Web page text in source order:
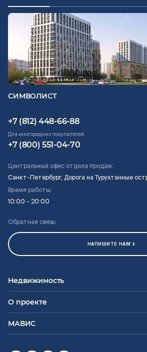
СИМВОЛИСТ
+7 (812) 448-66-88
Для иногородних покупателей:
+7 (800) 551-04-70
Центральный офис отдела продаж:
Санкт-Петербург, Дорога на Турухтанные
Время работы:
10:00 - 20:00
Обратная связь:
НАПИШИТЕ НАМ
Недвижимость
О проекте
МАВИС